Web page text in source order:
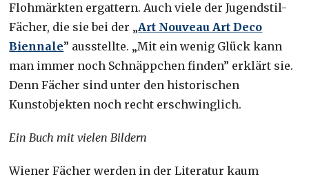
Flohmärkten ergattern. Auch viele der Jugendstil-
Fächer, die sie bei der „Art Nouveau Art Deco
Biennale” ausstellte. „Mit ein wenig Glück kann
man immer noch Schnäppchen finden” erklärt sie.
Denn Fächer sind unter den historischen
Kunstobjekten noch recht erschwinglich.
Ein Buch mit vielen Bildern
Wiener Fächer werden in der Literatur kaum